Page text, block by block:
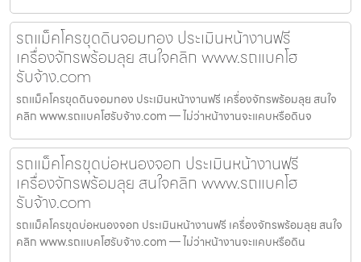
รถแม็คโครขุดดินจอมทอง ประเมินหน้างานฟรี
เครื่องจักรพร้อมลุย สนใจคลิก www.รถแบคโฮ
รับจ้าง.com
รถแม็คโครขุดดินจอมทอง ประเมินหน้างานฟรี เครื่องจักรพร้อมลุย สนใจ
คลิก www.รถแบคโฮรับจ้าง.com — ไม่ว่าหน้างานจะแคบหรือดินจ
รถแม็คโครขุดบ่อหนองจอก ประเมินหน้างานฟรี
เครื่องจักรพร้อมลุย สนใจคลิก www.รถแบคโฮ
รับจ้าง.com
รถแม็คโครขุดบ่อหนองจอก ประเมินหน้างานฟรี เครื่องจักรพร้อมลุย สนใจ
คลิก www.รถแบคโฮรับจ้าง.com — ไม่ว่าหน้างานจะแคบหรือดิน